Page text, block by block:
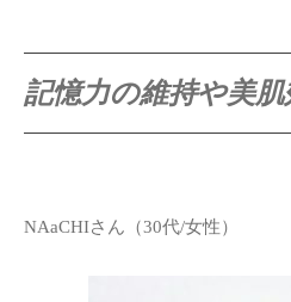
記憶力の維持や美肌
NAaCHIさん（30代/女性）